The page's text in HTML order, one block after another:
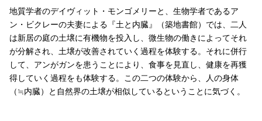
地質学者のデイヴィット・モンゴメリーと、生物学者であるア
ン・ビクレーの夫妻による『土と内臓』（築地書館）では、二人
は新居の庭の土壌に有機物を投入し、微生物の働きによってそれ
が分解され、土壌が改善されていく過程を体験する。それに併行
して、アンがガンを患うことにより、食事を見直し、健康を再獲
得していく過程をも体験する。この二つの体験から、人の身体
（≒内臓）と自然界の土壌が相似しているということに気づく。